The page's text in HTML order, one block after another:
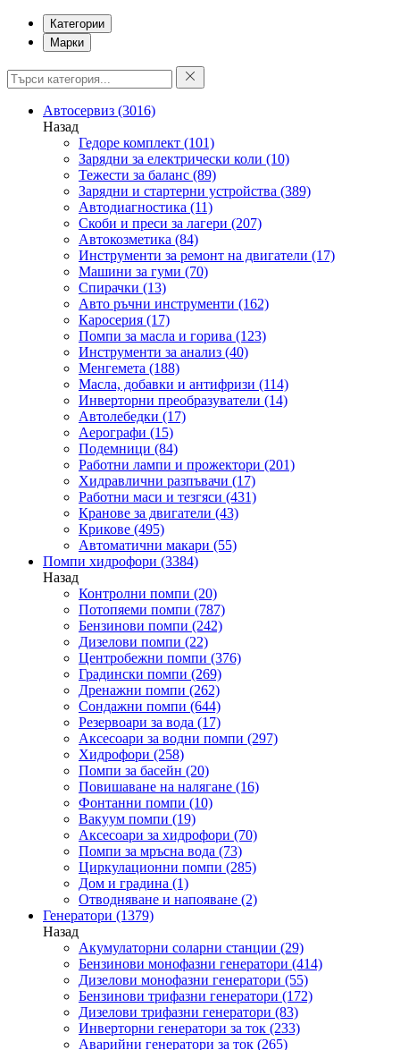
Категории
Марки
Автосервиз (3016)
Назад
Гедоре комплект (101)
Зарядни за електрически коли (10)
Тежести за баланс (89)
Зарядни и стартерни устройства (389)
Автодиагностика (11)
Скоби и преси за лагери (207)
Автокозметика (84)
Инструменти за ремонт на двигатели (17)
Машини за гуми (70)
Спирачки (13)
Авто ръчни инструменти (162)
Каросерия (17)
Помпи за масла и горива (123)
Инструменти за анализ (40)
Менгемета (188)
Масла, добавки и антифризи (114)
Инверторни преобразуватели (14)
Автолебедки (17)
Аерографи (15)
Подемници (84)
Работни лампи и прожектори (201)
Хидравлични разпъвачи (17)
Работни маси и тезгяси (431)
Кранове за двигатели (43)
Крикове (495)
Автоматични макари (55)
Помпи хидрофори (3384)
Назад
Контролни помпи (20)
Потопяеми помпи (787)
Бензинови помпи (242)
Дизелови помпи (22)
Центробежни помпи (376)
Градински помпи (269)
Дренажни помпи (262)
Сондажни помпи (644)
Резервоари за вода (17)
Аксесоари за водни помпи (297)
Хидрофори (258)
Помпи за басейн (20)
Повишаване на налягане (16)
Фонтанни помпи (10)
Вакуум помпи (19)
Аксесоари за хидрофори (70)
Помпи за мръсна вода (73)
Циркулационни помпи (285)
Дом и градина (1)
Отводняване и напояване (2)
Генератори (1379)
Назад
Акумулаторни соларни станции (29)
Бензинови монофазни генератори (414)
Дизелови монофазни генератори (55)
Бензинови трифазни генератори (172)
Дизелови трифазни генератори (83)
Инверторни генератори за ток (233)
Аварийни генератори за ток (265)